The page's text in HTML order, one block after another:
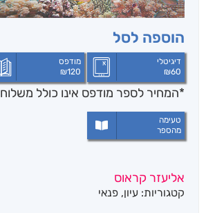
הוספה לסל
דיגיטלי
₪60
מודפס
₪120
*המחיר לספר מודפס אינו כולל משלוח
טעימה
מהספר
אליעזר קראוס
קטגוריות: עיון, פנאי